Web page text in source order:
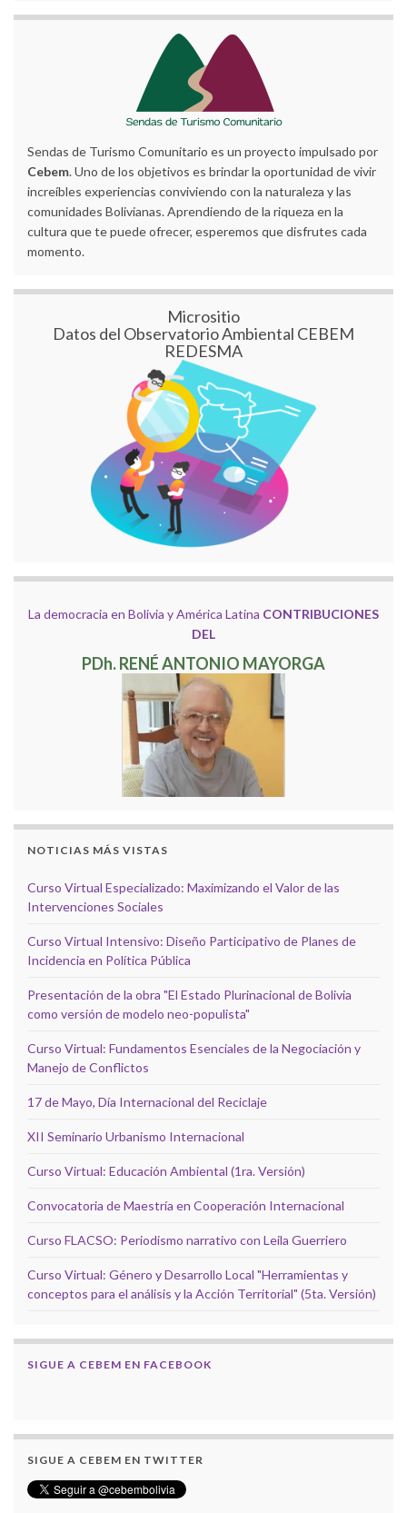
Sendas de Turismo Comunitario es un proyecto impulsado por
Cebem. Uno de los objetivos es brindar la oportunidad de vivir
increíbles experiencias conviviendo con la naturaleza y las
comunidades Bolivianas. Aprendiendo de la riqueza en la
cultura que te puede ofrecer, esperemos que disfrutes cada
momento.
Micrositio
Datos del Observatorio Ambiental CEBEM
REDESMA
La democracia en Bolivia y América Latina CONTRIBUCIONES
DEL
PDh. RENÉ ANTONIO MAYORGA
NOTICIAS MÁS VISTAS
Curso Virtual Especializado: Maximizando el Valor de las
Intervenciones Sociales
Curso Virtual Intensivo: Diseño Participativo de Planes de
Incidencia en Política Pública
Presentación de la obra "El Estado Plurinacional de Bolivia
como versión de modelo neo-populista"
Curso Virtual: Fundamentos Esenciales de la Negociación y
Manejo de Conflictos
17 de Mayo, Día Internacional del Reciclaje
XII Seminario Urbanismo Internacional
Curso Virtual: Educación Ambiental (1ra. Versión)
Convocatoria de Maestría en Cooperación Internacional
Curso FLACSO: Periodismo narrativo con Leila Guerriero
Curso Virtual: Género y Desarrollo Local "Herramientas y
conceptos para el análisis y la Acción Territorial" (5ta. Versión)
SIGUE A CEBEM EN FACEBOOK
SIGUE A CEBEM EN TWITTER